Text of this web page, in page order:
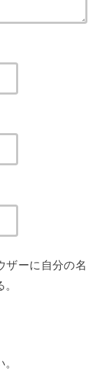
ザーに自分の名